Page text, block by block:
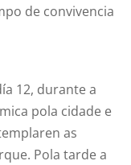
de convivencia
12, durante a
pola cidade e
as
Pola tarde a